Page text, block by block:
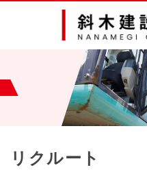
リクルート